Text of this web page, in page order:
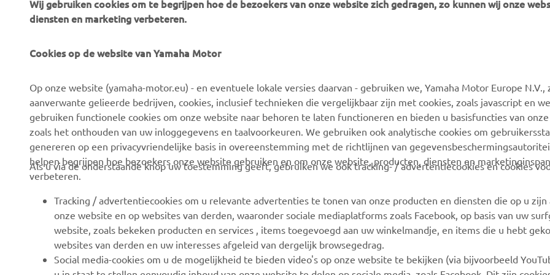
CORPORATE
Over ons
Evenementen
Press
Careers
Dealer worden
Mensenrechtenbeleid
Basisbeleid duurzaamheid
Klokkenluiderskanaal
VOOR BEDRIJVEN
eBike systemen
Autoriteiten
Golfbanen
Eerste hulpverleners
Robotics
Partnerschappen
Technische informatie
voor onafhankelijke
dealers
MyYamaha
Yamaha Music
Yamaha Racing
Yamaha Motor Global
Webshop-ondersteuning
Onderdelencatalogus
Boek een
onderhoudsbeurt
Zoek een Yamaha-dealer
Afvalbatterijen
Wij gebruiken cookies om te begrijpen hoe de bezoekers van onze website zich gedragen, zo kunnen wij onze
diensten en marketing verbeteren.
Cookies op de website van Yamaha Motor
Op onze website (yamaha-motor.eu) - en eventuele lokale versies daarvan - gebruiken we, Yamaha Motor Europe N.V.,
aanverwante gelieerde bedrijven, cookies, inclusief technieken die vergelijkbaar zijn met cookies, zoals javascript en
gebruiken functionele cookies om onze website naar behoren te laten functioneren en bieden u basisfuncties van
zoals het onthouden van uw inloggegevens en taalvoorkeuren. We gebruiken ook analytische cookies om
genereren op een privacyvriendelijke basis in overeenstemming met de richtlijnen van
helpen begrijpen hoe bezoekers onze website gebruiken en om onze website, producten, diensten en
verbeteren.
Als u via de onderstaande knop uw toestemming geeft, gebruiken we ook tracking- / advertentiecookies en cookies
Tracking / advertentiecookies om u relevante advertenties te tonen van onze producten en diensten die op u
onze website en op websites van derden, waaronder sociale mediaplatforms zoals Facebook, op basis van uw
website, zoals bekeken producten en services , items toegevoegd aan uw winkelmandje, en items die u hebt
websites van derden en uw interesses afgeleid van dergelijk browsegedrag.
Social media-cookies om u de mogelijkheid te bieden video's op onze website te bekijken (via bijvoorbeeld